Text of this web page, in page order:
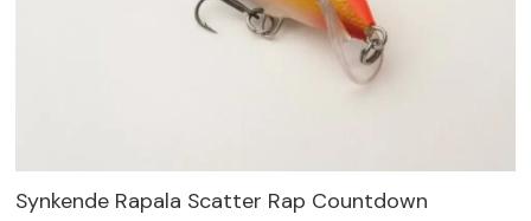
Synkende Rapala Scatter Rap Countdown